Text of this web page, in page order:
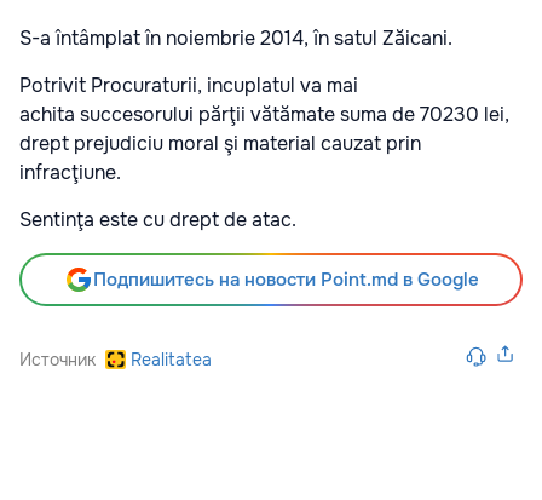
S-a întâmplat în noiembrie 2014, în satul Zăicani.
Potrivit Procuraturii, incuplatul va mai
achita succesorului părţii vătămate suma de 70230 lei,
drept prejudiciu moral şi material cauzat prin
infracţiune.
Sentinţa este cu drept de atac.
Подпишитесь на новости Point.md в Google
Источник Realitatea